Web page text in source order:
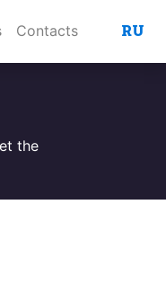
Contacts RU
the